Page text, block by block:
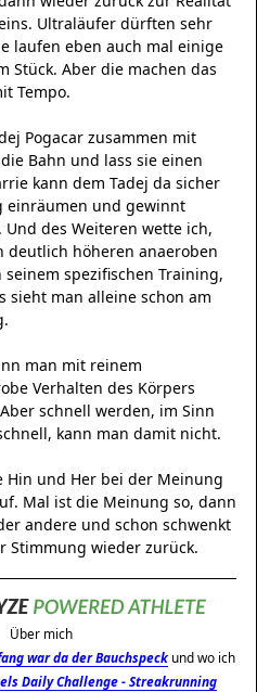
Ultraläufer dürften sehr
laufen eben auch mal einige
Stück. Aber die machen das
Tempo.
Pogacar zusammen mit
Bahn und lass sie einen
kann dem Tadej da sicher
einräumen und gewinnt
des Weiteren wette ich,
deutlich höheren anaeroben
spezifischen Training,
sieht man alleine schon am
man mit reinem
Verhalten des Körpers
schnell werden, im Sinn
kann man damit nicht.
Hin und Her bei der Meinung
Mal ist die Meinung so, dann
andere und schon schwenkt
Stimmung wieder zurück.
Über mich
war da der Bauchspeckund wo ich
Daily Challenge - Streakrunning